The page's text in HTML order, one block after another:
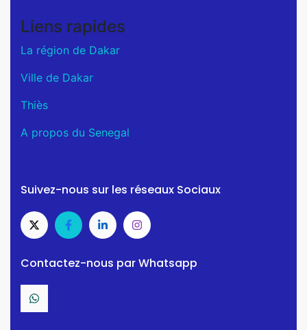
Liens rapides
La région de Dakar
Ville de Dakar
Thiès
A propos du Senegal
Suivez-nous sur les réseaux Sociaux
Contactez-nous par Whatsapp